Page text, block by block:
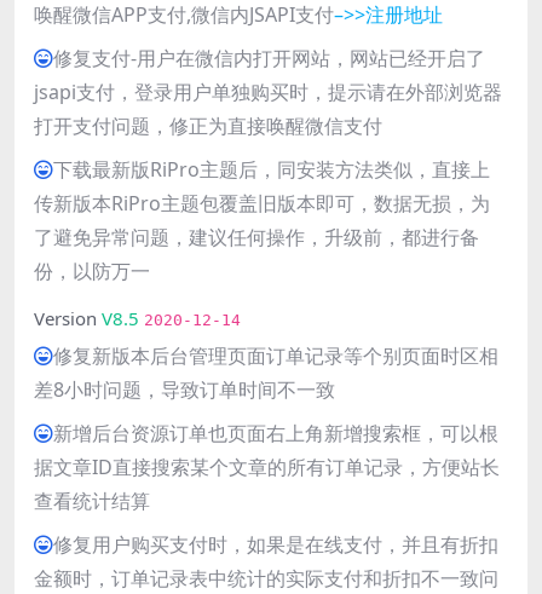
唤醒微信APP支付,微信内JSAPI支付–>>注册地址
修复支付-用户在微信内打开网站，网站已经开启了
jsapi支付，登录用户单独购买时，提示请在外部浏览器
打开支付问题，修正为直接唤醒微信支付
下载最新版RiPro主题后，同安装方法类似，直接上
传新版本RiPro主题包覆盖旧版本即可，数据无损，为
了避免异常问题，建议任何操作，升级前，都进行备
份，以防万一
Version V8.5 2020-12-14
修复新版本后台管理页面订单记录等个别页面时区相
差8小时问题，导致订单时间不一致
新增后台资源订单也页面右上角新增搜索框，可以根
据文章ID直接搜索某个文章的所有订单记录，方便站长
查看统计结算
修复用户购买支付时，如果是在线支付，并且有折扣
金额时，订单记录表中统计的实际支付和折扣不一致问